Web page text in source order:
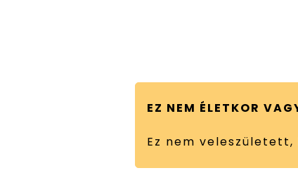
EZ NEM ÉLETKOR
Ez nem